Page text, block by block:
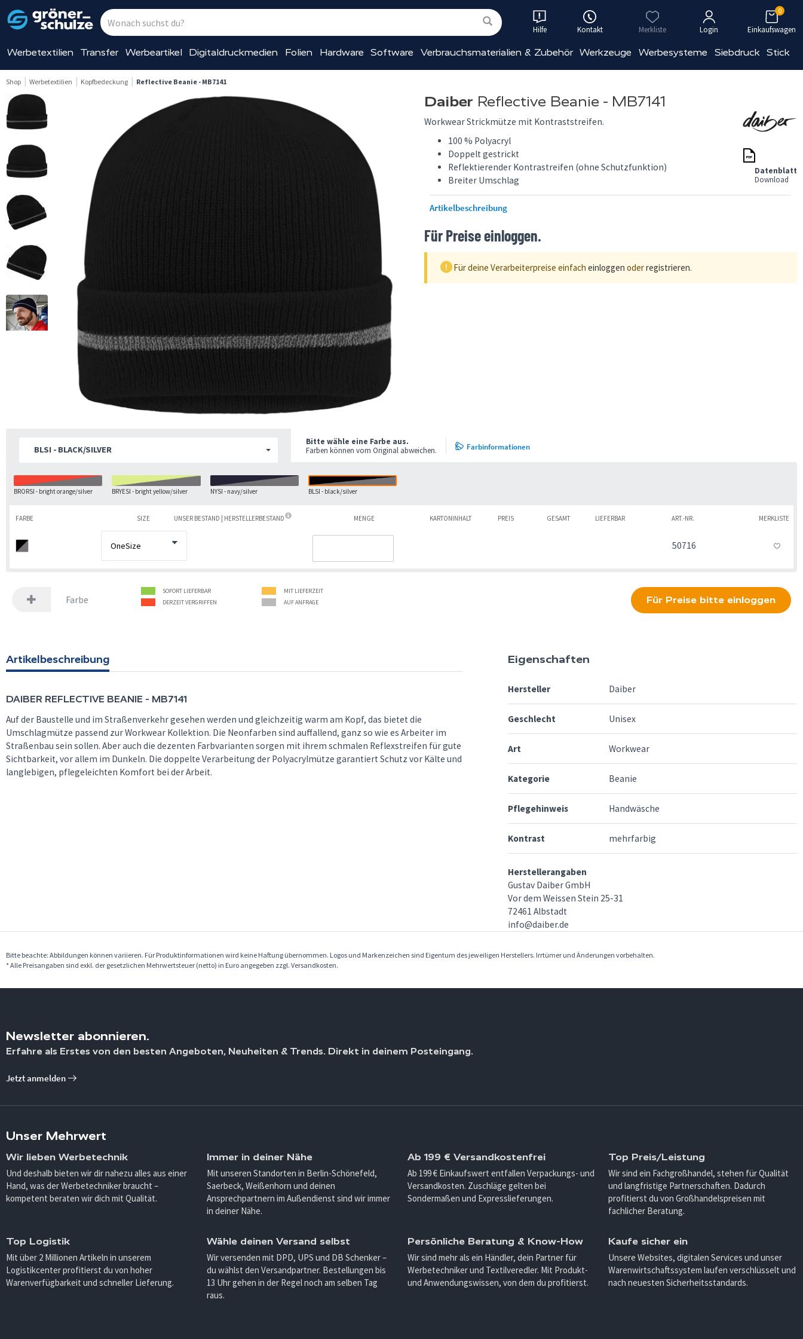
Hilfe Kontakt Merkliste Login Einkaufswagen
0
Werbetextilien Transfer Werbeartikel Digitaldruckmedien Folien Hardware Software Verbrauchsmaterialien & Zubehör Werkzeuge Werbesysteme Siebdruck Stick
Shop Werbetextilien Kopfbedeckung Reflective Beanie - MB7141
Daiber Reflective Beanie - MB7141
Workwear Strickmütze mit Kontraststreifen.
100 % Polyacryl
Doppelt gestrickt
Reflektierender Kontrastreifen (ohne Schutzfunktion)
Breiter Umschlag
Datenblatt
Download
Artikelbeschreibung
Für Preise einloggen.
Für deine Verarbeiterpreise einfach einloggen oderregistrieren.
BRORSI - bright orange/silver BRYESI - bright yellow/silver NYSI - navy/silver BLSI - black/silver
BLSI - BLACK/SILVER
Bitte wähle eine Farbe aus.
Farben können vom Original abweichen.
Farbinformationen
FARBE SIZE UNSER BESTAND | HERSTELLERBESTAND MENGE KARTONINHALT PREIS GESAMT LIEFERBAR ART.-NR.
50716
MERKLISTE
Farbe
SOFORT LIEFERBAR
MIT LIEFERZEIT
DERZEIT VERGRIFFEN
AUF ANFRAGE Für Preise bitte einloggen
Artikelbeschreibung
DAIBER REFLECTIVE BEANIE - MB7141
Auf der Baustelle und im Straßenverkehr gesehen werden und gleichzeitig warm am Kopf, das bietet die
Umschlagmütze passend zur Workwear Kollektion. Die Neonfarben sind auffallend, ganz so wie es Arbeiter im
Straßenbau sein sollen. Aber auch die dezenten Farbvarianten sorgen mit ihrem schmalen Reflexstreifen für gute
Sichtbarkeit, vor allem im Dunkeln. Die doppelte Verarbeitung der Polyacrylmütze garantiert Schutz vor Kälte und
langlebigen, pflegeleichten Komfort bei der Arbeit.
Eigenschaften
Hersteller Daiber
Geschlecht Unisex
Art Workwear
Kategorie Beanie
Pflegehinweis Handwäsche
Kontrast mehrfarbig
Herstellerangaben
Gustav Daiber GmbH
Vor dem Weissen Stein 25-31
72461 Albstadt
info@daiber.de
Bitte beachte: Abbildungen können variieren. Für Produktinformationen wird keine Haftung übernommen. Logos und Markenzeichen sind Eigentum des jeweiligen Herstellers. Irrtümer und Änderungen vorbehalten.
* Alle Preisangaben sind exkl. der gesetzlichen Mehrwertsteuer (netto) in Euro angegeben zzgl. Versandkosten.
Newsletter abonnieren.
Erfahre als Erstes von den besten Angeboten, Neuheiten & Trends. Direkt in deinem Posteingang.
Jetzt anmelden
Unser Mehrwert
Wir lieben Werbetechnik
Und deshalb bieten wir dir nahezu alles aus einer
Hand, was der Werbetechniker braucht –
kompetent beraten wir dich mit Qualität.
Immer in deiner Nähe
Mit unseren Standorten in Berlin-Schönefeld,
Saerbeck, Weißenhorn und deinen
Ansprechpartnern im Außendienst sind wir immer
in deiner Nähe.
Ab 199 € Versandkostenfrei
Ab 199 € Einkaufswert entfallen Verpackungs- und
Versandkosten. Zuschläge gelten bei
Sondermaßen und Expresslieferungen.
Top Preis/Leistung
Wir sind ein Fachgroßhandel, stehen für Qualität
und langfristige Partnerschaften. Dadurch
profitierst du von Großhandelspreisen mit
fachlicher Beratung.
Top Logistik
Mit über 2 Millionen Artikeln in unserem
Logistikcenter profitierst du von hoher
Warenverfügbarkeit und schneller Lieferung.
Wähle deinen Versand selbst
Wir versenden mit DPD, UPS und DB Schenker –
du wählst den Versandpartner. Bestellungen bis
13 Uhr gehen in der Regel noch am selben Tag
raus.
Persönliche Beratung & Know-How
Wir sind mehr als ein Händler, dein Partner für
Werbetechniker und Textilveredler. Mit Produkt-
und Anwendungswissen, von dem du profitierst.
Kaufe sicher ein
Unsere Websites, digitalen Services und unser
Warenwirtschaftssystem laufen verschlüsselt und
nach neuesten Sicherheitsstandards.